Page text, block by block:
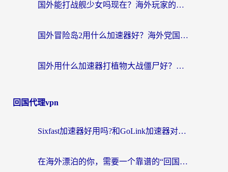
国外能打战舰少女吗现在？海外玩家的国服游戏加速终极指南
国外冒险岛2用什么加速器好？海外党国服游戏畅玩全攻略（附鸣潮哈利波特加速技巧）
国外用什么加速器打植物大战僵尸好？海外党国服游戏加速终极指南
回国代理vpn
Sixfast加速器好用吗?和GoLink加速器对比哪个回国效果更好?海外党亲测实用指南
在海外漂泊的你，需要一个靠谱的“回国机场”